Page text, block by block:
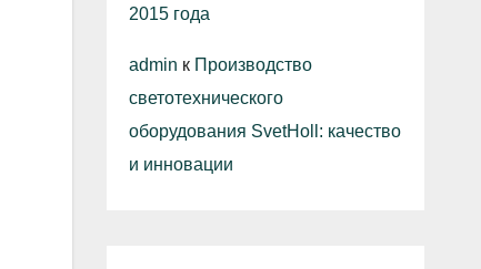
2015 года
admin к Производство
светотехнического
оборудования SvetHoll: качество
и инновации